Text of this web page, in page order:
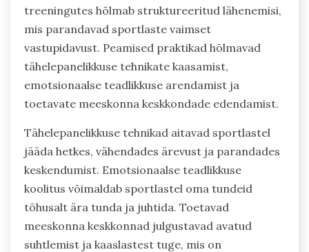
treeningutes hõlmab struktureeritud lähenemisi,
mis parandavad sportlaste vaimset
vastupidavust. Peamised praktikad hõlmavad
tähelepanelikkuse tehnikate kaasamist,
emotsionaalse teadlikkuse arendamist ja
toetavate meeskonna keskkondade edendamist.
Tähelepanelikkuse tehnikad aitavad sportlastel
jääda hetkes, vähendades ärevust ja parandades
keskendumist. Emotsionaalse teadlikkuse
koolitus võimaldab sportlastel oma tundeid
tõhusalt ära tunda ja juhtida. Toetavad
meeskonna keskkonnad julgustavad avatud
suhtlemist ja kaaslastest tuge, mis on